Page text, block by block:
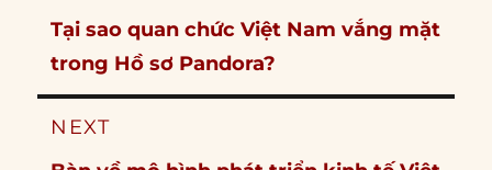
Previous
post:
Tại sao quan chức Việt Nam vắng mặt
trong Hồ sơ Pandora?
NEXT